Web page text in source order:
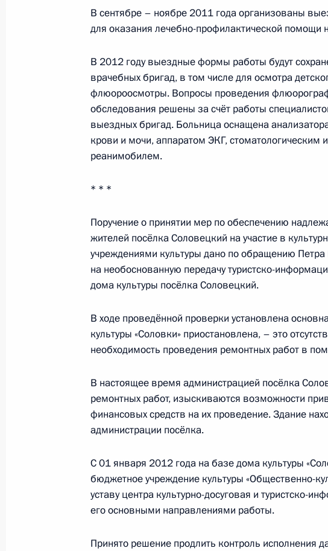
Представлен доклад о деятельности
Уполномоченного по правам
ребёнка в 2025 году
14 июля 2026 года, 10:00
и
9
Меры Правительства
по повышению устойчивости
граждан в условиях санкций
GOVERNMENT.RU
Отправить письмо Президенту
LETTERS.KREMLIN.RU
Правительство Российской
Разделы сайта
Президента
России
Информационные
ресурсы
Президента России
Текущий ресурс
В сентябре – ноябре 2011 года организованы
для оказания лечебно-профилактической помощи
В 2012 году выездные формы работы будут
врачебных бригад, в том числе для осмотра
флюороосмотры. Вопросы проведения
обследования решены за счёт работы
выездных бригад. Больница оснащена
крови и мочи, аппаратом ЭКГ,
реанимобилем.
* * *
Поручение о принятии мер по обеспечению
жителей посёлка Соловецкий на участие в
учреждениями культуры дано по обращению
на необоснованную передачу туристско-
дома культуры посёлка Соловецкий.
В ходе проведённой проверки установлена
культуры «Соловки» приостановлена, – это
необходимость проведения ремонтных работ в
В настоящее время администрацией посёлка
ремонтных работ, изыскиваются возможности
финансовых средств на их проведение. Здание
администрации посёлка.
С 01 января 2012 года на базе дома культуры
бюджетное учреждение культуры «Общественно-
уставу центра культурно-досуговая и туристско-
его основными направлениями работы.
Принято решение продлить контроль исполнения